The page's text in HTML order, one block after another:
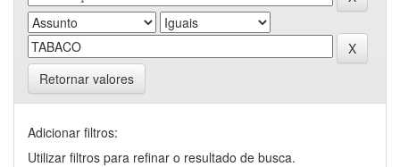
Retornar valores
Adicionar filtros:
Utilizar filtros para refinar o resultado de busca.